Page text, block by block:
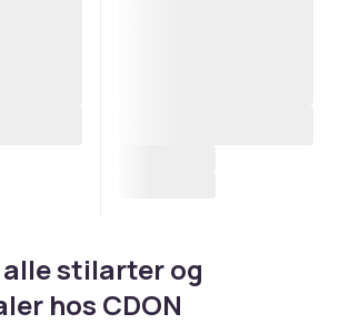
stilarter og
hos CDON